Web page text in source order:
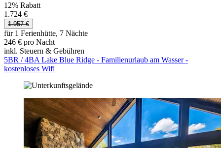
12% Rabatt
1.724 €
1.957 €
für 1 Ferienhütte, 7 Nächte
246 € pro Nacht
inkl. Steuern & Gebühren
5BR / 4BA Lake Blue Ridge - Familienurlaub am Wasser -
kostenloses Wifi